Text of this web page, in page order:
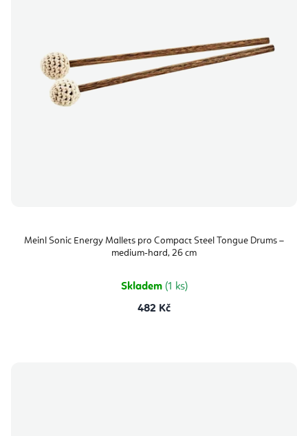
Meinl Sonic Energy Mallets pro Compact Steel Tongue Drums –
medium-hard, 26 cm
Skladem (1 ks)
482 Kč